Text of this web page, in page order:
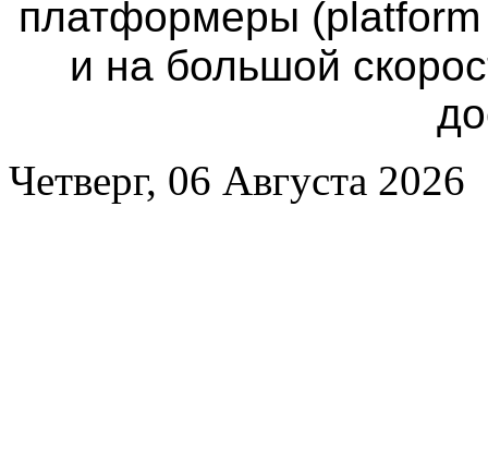
платформеры
и на большой
Четверг, 06 Августа 2026